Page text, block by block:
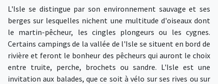
L'Isle se distingue par son environnement sauvage et ses
berges sur lesquelles nichent une multitude d'oiseaux dont
le martin-pêcheur, les cingles plongeurs ou les cygnes.
Certains campings de la vallée de l'Isle se situent en bord de
rivière et feront le bonheur des pêcheurs qui auront le choix
entre truite, perche, brochets ou sandre. L'Isle est une
invitation aux balades, que ce soit à vélo sur ses rives ou sur